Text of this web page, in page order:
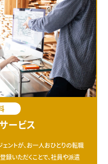
ービス
ントが、お一人おひとりの転職
録いただくことで、社員や派遣